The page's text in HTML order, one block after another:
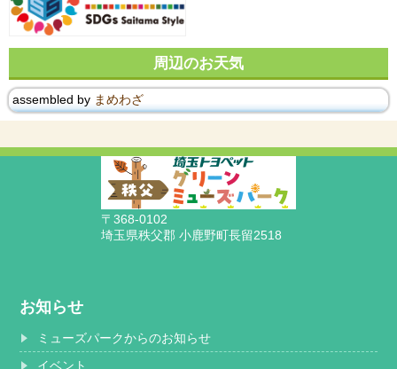
周辺のお天気
assembled by まめわざ
〒368-0102
埼玉県秩父郡 小鹿野町長留2518
お知らせ
ミューズパークからのお知らせ
イベント